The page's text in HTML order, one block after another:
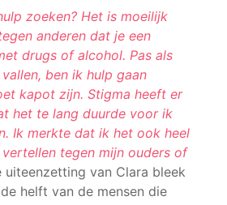
zoeken? Het is moeilijk
anderen dat je een
drugs of alcohol. Pas als
ben ik hulp gaan
kapot zijn. Stigma heeft er
het te lang duurde voor ik
Ik merkte dat ik het ook heel
tegen mijn ouders of
uiteenzetting van Clara bleek
helft van de mensen die